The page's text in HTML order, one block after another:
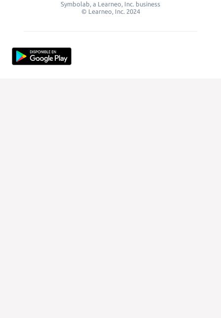
Symbolab, a Learneo, Inc. business
© Learneo, Inc. 2024